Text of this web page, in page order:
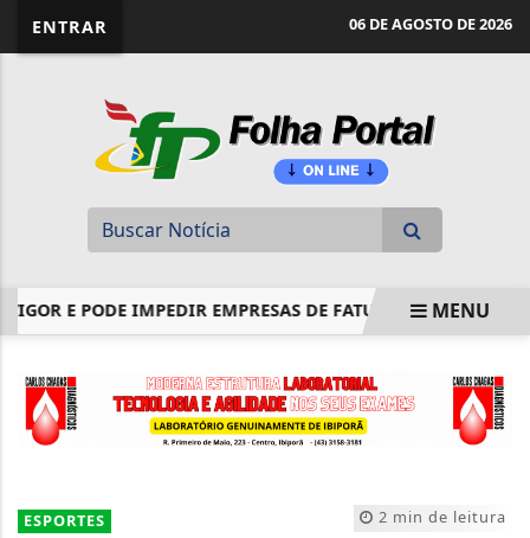
ENTRAR 06 DE AGOSTO DE 2026
E PODE IMPEDIR EMPRESAS DE FATURAR LEI
MENU
2 min de leitura
ESPORTES